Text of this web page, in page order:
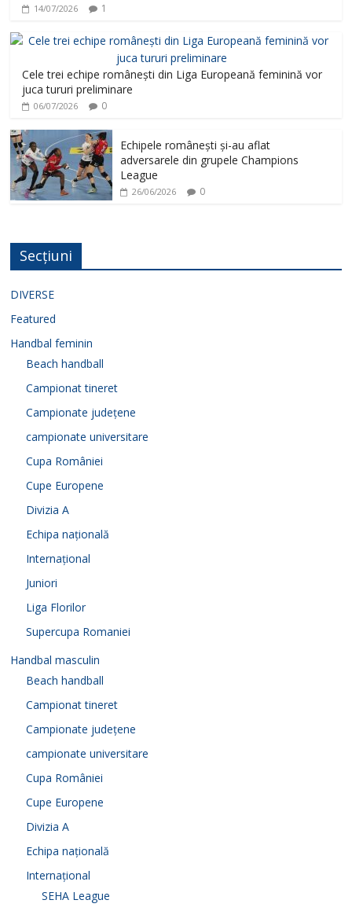
14/07/2026 1
Cele trei echipe românești din Liga Europeană feminină vor
juca tururi preliminare
06/07/2026 0
Echipele românești și-au aflat
adversarele din grupele Champions
League
26/06/2026 0
Secțiuni
DIVERSE
Featured
Handbal feminin
Beach handball
Campionat tineret
Campionate județene
campionate universitare
Cupa României
Cupe Europene
Divizia A
Echipa națională
Internațional
Juniori
Liga Florilor
Supercupa Romaniei
Handbal masculin
Beach handball
Campionat tineret
Campionate județene
campionate universitare
Cupa României
Cupe Europene
Divizia A
Echipa națională
Internațional
SEHA League